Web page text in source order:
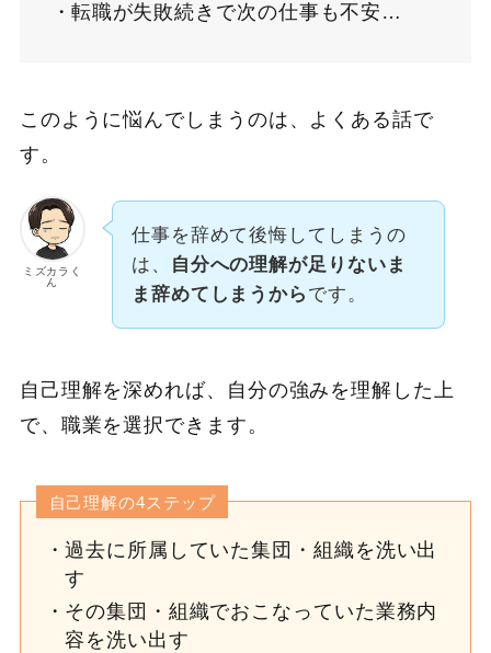
転職が失敗続きで次の仕事も不安…
このように悩んでしまうのは、よくある話で
す。
ミズカラく
ん
仕事を辞めて後悔してしまうの
は、
自分への理解が足りないま
ま辞めてしまうから です。
自己理解を深めれば、自分の強みを理解した上
で、職業を選択できます。
自己理解の4ステップ
過去に所属していた集団・組織を洗い出
す
その集団・組織でおこなっていた業務内
容を洗い出す